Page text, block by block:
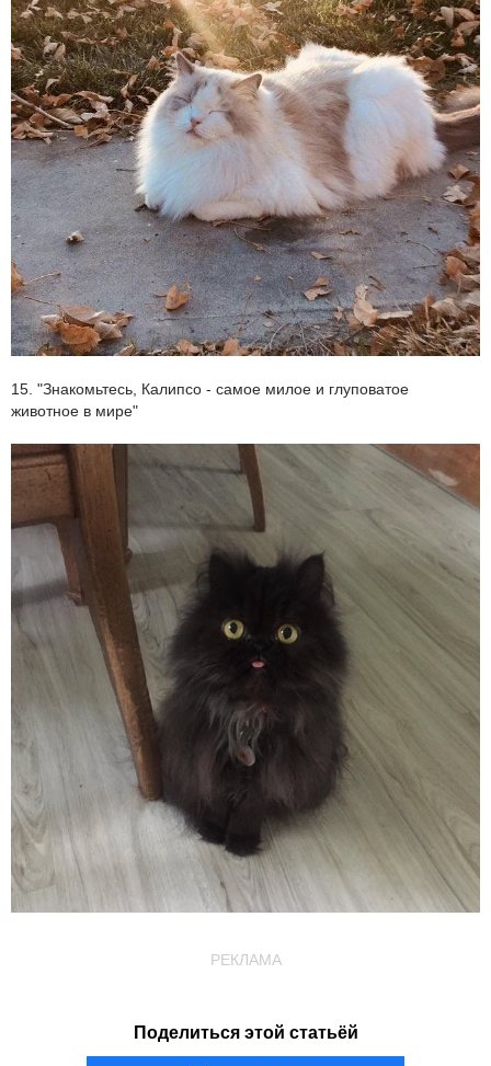
15. "Знакомьтесь, Калипсо - самое милое и глуповатое
животное в мире"
РЕКЛАМА
Поделиться этой статьёй